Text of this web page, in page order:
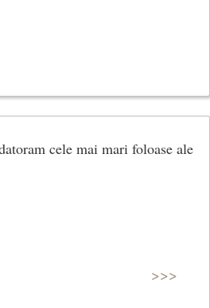
cele mai mari foloase ale
>>>